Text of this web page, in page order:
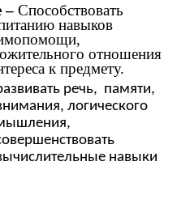
– Способствовать
навыков
отношения
к предмету.
речь, памяти,
логического
навыки